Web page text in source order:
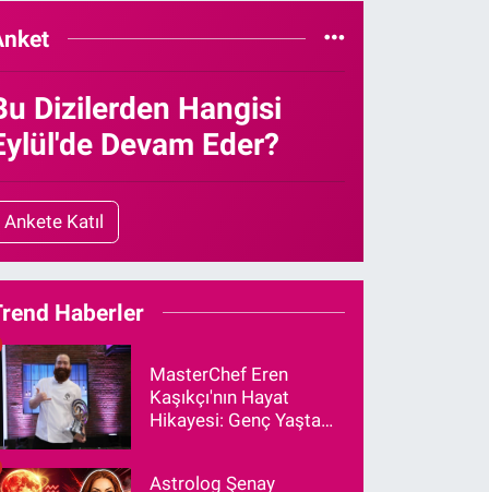
Dizilerden Hangisi
Devam Eder?
Ankete Katıl
Haberler
MasterChef Eren
Kaşıkçı'nın Hayat
Hikayesi: Genç Yaşta
Astrolog Şenay